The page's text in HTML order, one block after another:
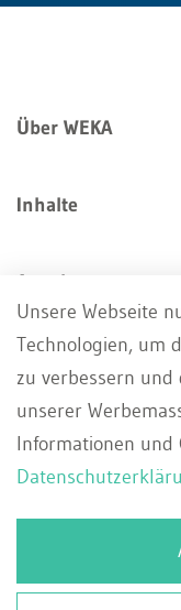
Über WEKA
Inhalte
Angebote
Services
Impressum AGB
Whistleblowing
Unsere Webseite
Technologien, um
zu verbessern und
unserer
Informationen und